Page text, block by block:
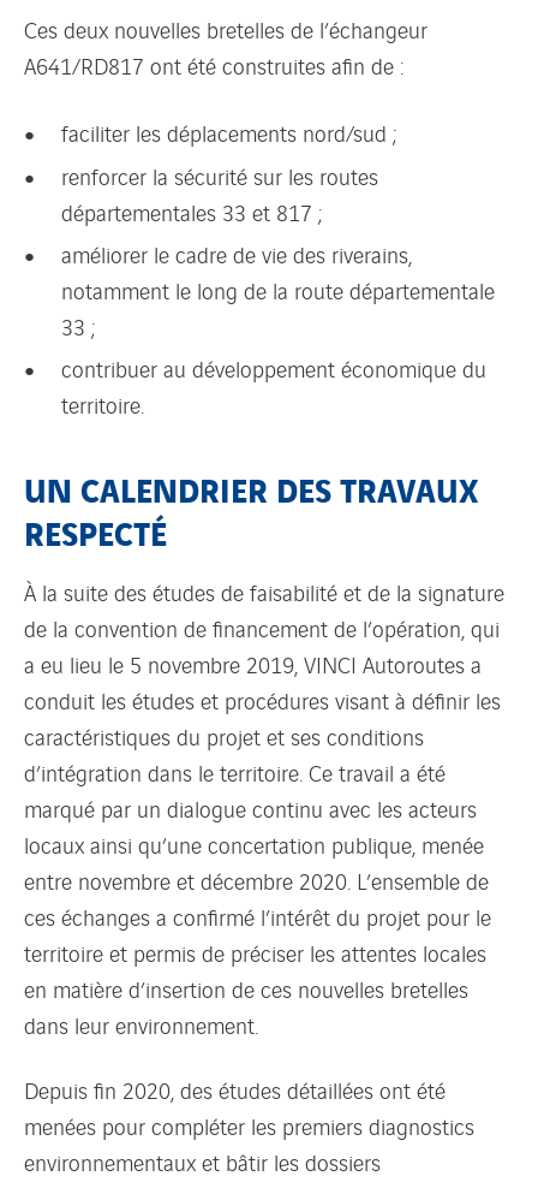
Ces deux nouvelles bretelles de l’échangeur
A641/RD817 ont été construites afin de :
faciliter les déplacements nord/sud ;
renforcer la sécurité sur les routes
départementales 33 et 817 ;
améliorer le cadre de vie des riverains,
notamment le long de la route départementale
33 ;
contribuer au développement économique du
territoire.
UN CALENDRIER DES TRAVAUX
RESPECTÉ
À la suite des études de faisabilité et de la signature
de la convention de financement de l’opération, qui
a eu lieu le 5 novembre 2019, VINCI Autoroutes a
conduit les études et procédures visant à définir les
caractéristiques du projet et ses conditions
d’intégration dans le territoire. Ce travail a été
marqué par un dialogue continu avec les acteurs
locaux ainsi qu’une concertation publique, menée
entre novembre et décembre 2020. L’ensemble de
ces échanges a confirmé l’intérêt du projet pour le
territoire et permis de préciser les attentes locales
en matière d’insertion de ces nouvelles bretelles
dans leur environnement.
Depuis fin 2020, des études détaillées ont été
menées pour compléter les premiers diagnostics
environnementaux et bâtir les dossiers